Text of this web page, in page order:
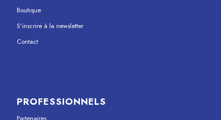
Boutique
S’inscrire à la newsletter
Contact
PROFESSIONNELS